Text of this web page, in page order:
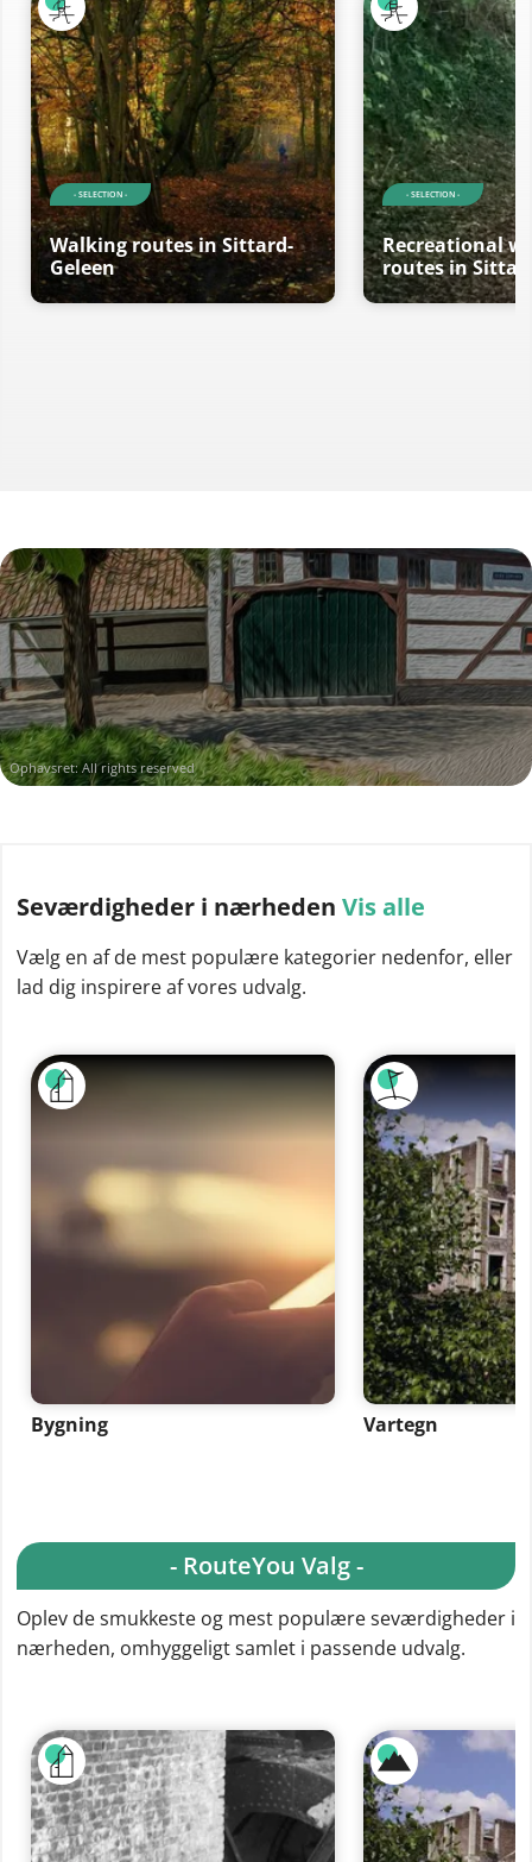
- SELECTION -
Walking routes in Sittard-
Geleen
- SELECTION -
Recreational
routes in
Ophavsret: All rights reserved
Seværdigheder i nærheden Vis alle
Vælg en af de mest populære kategorier nedenfor, eller
lad dig inspirere af vores udvalg.
Bygning Vartegn
- RouteYou Valg -
Oplev de smukkeste og mest populære seværdigheder i
nærheden, omhyggeligt samlet i passende udvalg.